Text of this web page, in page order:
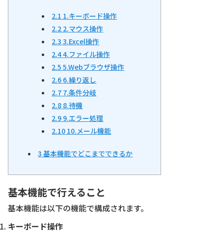
2.1 1.キーボード操作
2.2 2.マウス操作
2.3 3.Excel操作
2.44.ファイル操作
2.5 5.Webブラウザ操作
2.6 6.繰り返し
2.7 7.条件分岐
2.8 8.待機
2.9 9.エラー処理
2.10 10.メール機能
3 基本機能でどこまでできるか
基本機能で行えること
基本機能は以下の機能で構成されます。
キーボード操作